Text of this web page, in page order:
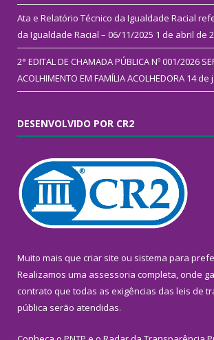
Ata e Relatório Técnico da Igualdade Racial
da Igualdade Racial – 06/11/2025 1 de abril de
2° EDITAL DE CHAMADA PÚBLICA Nº 001/2026
ACOLHIMENTO EM FAMÍLIA ACOLHEDORA 14 de
DESENVOLVIDO POR CR2
Muito mais que criar site ou sistema para
Realizamos uma assessoria completa, onde
contrato que todas as exigências das leis de
pública serão atendidas.